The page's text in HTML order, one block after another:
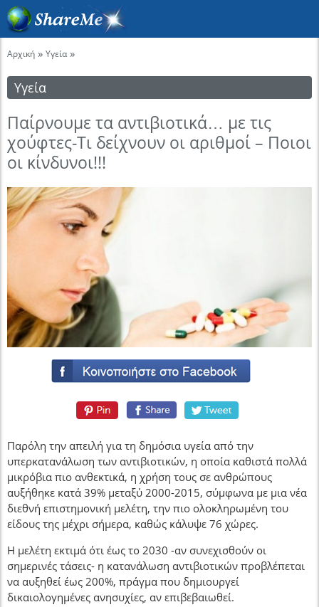
Αρχική » Υγεία »
Υγεία
Παίρνουμε τα αντιβιοτικά… με τις
χούφτες-Τι δείχνουν οι αριθμοί – Ποιοι
οι κίνδυνοι!!!
Παρόλη την απειλή για τη δημόσια υγεία από την
υπερκατανάλωση των αντιβιοτικών, η οποία καθιστά πολλά
μικρόβια πιο ανθεκτικά, η χρήση τους σε ανθρώπους
αυξήθηκε κατά 39% μεταξύ 2000-2015, σύμφωνα με μια νέα
διεθνή επιστημονική μελέτη, την πιο ολοκληρωμένη του
είδους της μέχρι σήμερα, καθώς κάλυψε 76 χώρες.
Η μελέτη εκτιμά ότι έως το 2030 -αν συνεχισθούν οι
σημερινές τάσεις- η κατανάλωση αντιβιοτικών προβλέπεται
να αυξηθεί έως 200%, πράγμα που δημιουργεί
δικαιολογημένες ανησυχίες, αν επιβεβαιωθεί.